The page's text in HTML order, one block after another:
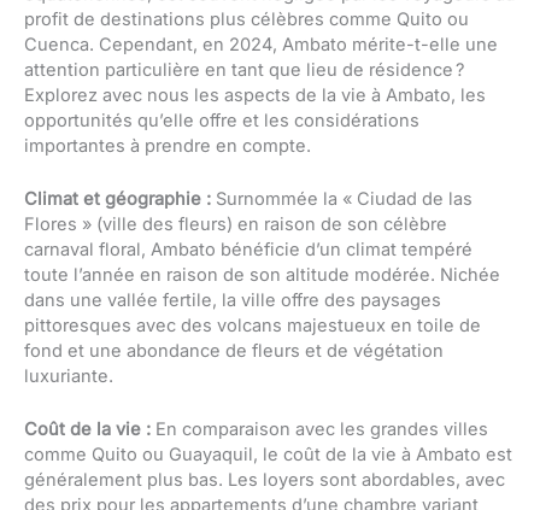
profit de destinations plus célèbres comme Quito ou
Cuenca. Cependant, en 2024, Ambato mérite-t-elle une
attention particulière en tant que lieu de résidence ?
Explorez avec nous les aspects de la vie à Ambato, les
opportunités qu’elle offre et les considérations
importantes à prendre en compte.
Climat et géographie : Surnommée la « Ciudad de las
Flores » (ville des fleurs) en raison de son célèbre
carnaval floral, Ambato bénéficie d’un climat tempéré
toute l’année en raison de son altitude modérée. Nichée
dans une vallée fertile, la ville offre des paysages
pittoresques avec des volcans majestueux en toile de
fond et une abondance de fleurs et de végétation
luxuriante.
Coût de la vie : En comparaison avec les grandes villes
comme Quito ou Guayaquil, le coût de la vie à Ambato est
généralement plus bas. Les loyers sont abordables, avec